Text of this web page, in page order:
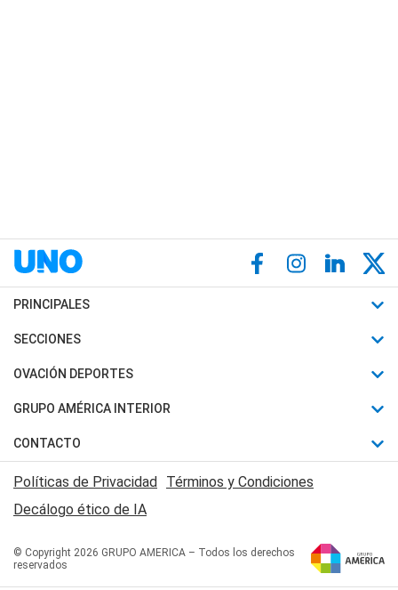
PRINCIPALES
Últimas Noticias
Política
Judiciales
Economia
SECCIONES
Horóscopo
Motores
Trucos caseros
Series y Películas
Edictos y Solicitadas
OVACIÓN DEPORTES
Fútbol
Mundial
Automovilismo
Rugby
Básquet
GRUPO AMÉRICA INTERIOR
Canal 7 en Vivo
San Juan 8
CONTACTO
Acerca de Nosotros
Contactanos
Políticas de Privacidad Términos y Condiciones
Decálogo ético de IA
© Copyright 2026 GRUPO AMERICA – Todos los derechos
reservados